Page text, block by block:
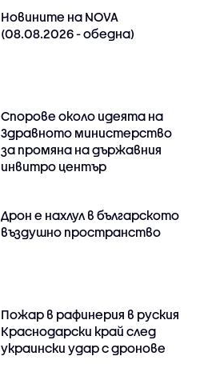
Новините на NOVA
(08.08.2026 - обедна)
Спорове около идеята на
Здравното министерство
за промяна на държавния
инвитро център
Дрон е нахлул в българското
въздушно пространство
Пожар в рафинерия в руския
Краснодарски край след
украински удар с дронове